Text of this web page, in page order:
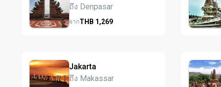
ถึง Denpasar
จากTHB 1,269
Jakarta
ถึง Makassar